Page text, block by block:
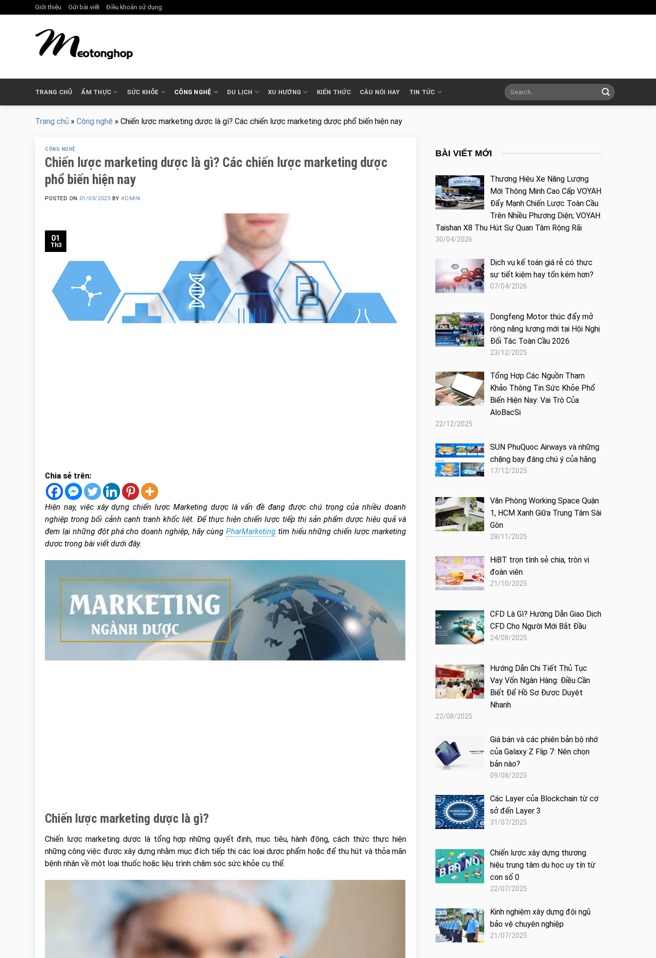
to
Giới thiệu Gửi bài viết Điều khoản sử dụng
TRANG CHỦ ẨM THỰC SỨC KHỎE CÔNG NGHỆ DU LỊCH XU HƯỚNG KIẾN THỨC CÂU NÓI HAY TIN TỨC
Trang chủ » Công nghệ » Chiến lược marketing dược là gì? Các chiến lược marketing dược phổ biến hiện nay
CÔNG NGHỆ
Chiến lược marketing dược là gì? Các chiến lược marketing dược
phổ biến hiện nay
POSTED ON 01/03/2023 BYADMIN
01
Th3
Chia sẻ trên:
Hiện nay, việc xây dựng chiến lược Marketing dược là vấn đề đang được chú trọng của nhiều doanh
nghiệp trong bối cảnh cạnh tranh khốc liệt. Để thực hiện chiến lược tiếp thị sản phẩm dược hiệu quả và
đem lại những đột phá cho doanh nghiệp, hãy cùng PharMarketingtìm hiểu những chiến lược marketing
dược trong bài viết dưới đây.
Chiến lược marketing dược là gì?
Chiến lược marketing dược là tổng hợp những quyết định, mục tiêu, hành động, cách thức thực hiện
những công việc được xây dựng nhằm mục đích tiếp thị các loại dược phẩm hoặc để thu hút và thỏa mãn
bệnh nhân về một loại thuốc hoặc liệu trình chăm sóc sức khỏe cụ thể.
BÀI VIẾT MỚI
Thương Hiệu Xe Năng Lượng
Mới Thông Minh Cao Cấp VOYAH
Đẩy Mạnh Chiến Lược Toàn Cầu
Trên Nhiều Phương Diện; VOYAH
Taishan X8 Thu Hút Sự Quan Tâm Rộng Rãi
30/04/2026
Dịch vụ kế toán giá rẻ có thực
sự tiết kiệm hay tốn kém hơn?
07/04/2026
Dongfeng Motor thúc đẩy mở
rộng năng lượng mới tại Hội Nghị
Đối Tác Toàn Cầu 2026
23/12/2025
Tổng Hợp Các Nguồn Tham
Khảo Thông Tin Sức Khỏe Phổ
Biến Hiện Nay: Vai Trò Của
AloBacSi
22/12/2025
SUN PhuQuoc Airways và những
chặng bay đáng chú ý của hãng
17/12/2025
Văn Phòng Working Space Quận
1, HCM Xanh Giữa Trung Tâm Sài
Gòn
28/11/2025
HiBT trọn tình sẻ chia, tròn vị
đoàn viên
21/10/2025
CFD Là Gì? Hướng Dẫn Giao Dịch
CFD Cho Người Mới Bắt Đầu
24/08/2025
Hướng Dẫn Chi Tiết Thủ Tục
Vay Vốn Ngân Hàng: Điều Cần
Biết Để Hồ Sơ Được Duyệt
Nhanh
22/08/2025
Giá bán và các phiên bản bộ nhớ
của Galaxy Z Flip 7: Nên chọn
bản nào?
09/08/2025
Các Layer của Blockchain từ cơ
sở đến Layer 3
31/07/2025
Chiến lược xây dựng thương
hiệu trung tâm du học uy tín từ
con số 0
22/07/2025
Kinh nghiệm xây dựng đội ngũ
bảo vệ chuyên nghiệp
21/07/2025